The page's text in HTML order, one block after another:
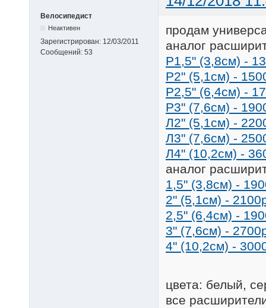
Велосипедист
Неактивен
Зарегистрирован: 12/03/2011
Сообщений: 53
продам
аналог
P1,5" (3,8см) -
Р2" (5,1см) -
P2,5" (6,4см) -
P3" (7,6см) -
Л2" (5,1см) -
Л3" (7,6см) -
Л4" (10,2см) -
аналог
1,5" (3,8см) -
2" (5,1см) -
2,5" (6,4см) -
3" (7,6см) -
4" (10,2см) -
цвета: белый,
все